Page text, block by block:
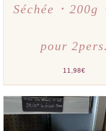
Séchée ･ 200g
pour 2pers.
11,98€